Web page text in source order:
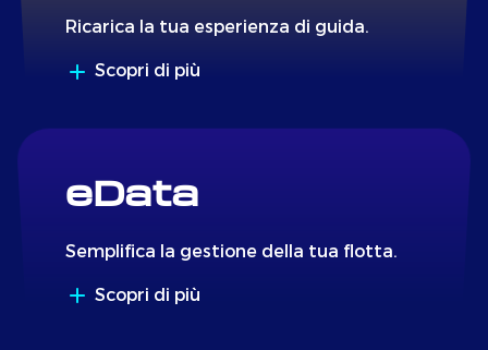
Ricarica la tua esperienza di guida.
Scopri di più
eData
Semplifica la gestione della tua flotta.
Scopri di più